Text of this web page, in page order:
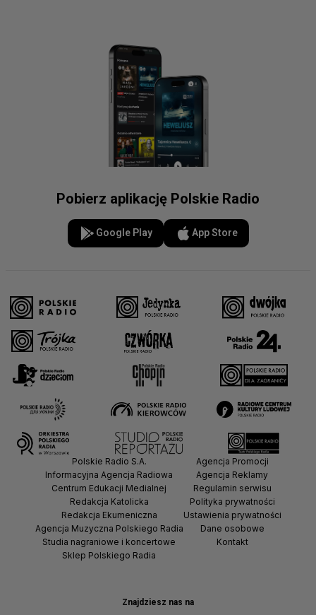
Pobierz aplikację Polskie Radio
Google Play App Store
Znajdziesz nas na
Polskie Radio S.A.
Informacyjna Agencja Radiowa
Centrum Edukacji Medialnej
Redakcja Katolicka
Redakcja Ekumeniczna
Agencja Muzyczna Polskiego Radia
Studia nagraniowe i koncertowe
Sklep Polskiego Radia
Agencja Promocji
Agencja Reklamy
Regulamin serwisu
Polityka prywatności
Ustawienia prywatności
Dane osobowe
Kontakt